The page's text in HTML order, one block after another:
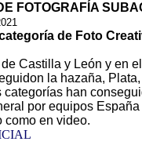
FOTOGRAFÍA
de Foto
de Castilla y León y en
la hazaña, Plata,
han
por equipos
como en video.